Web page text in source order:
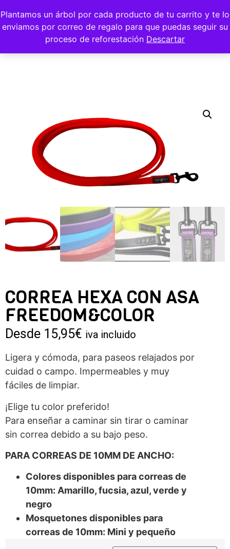
Plantamos un árbol por cada producto de tu carrito y te lo
enviamos por correo de regalo para que puedas seguir su
proceso de reforestación Descartar
CORREA HEXA CON ASA
FREEDOM&COLOR
Desde 15,95€ iva incluido
Ligera y cómoda, para paseos relajados por
cuidad o campo. Impermeables y muy
fáciles de limpiar.
¡Elige tu color preferido!
Para enseñar a caminar sin tirar o caminar
sin correa debido a su bajo peso.
PARA CORREAS DE 10MM DE ANCHO:
Colores disponibles para correas de
10mm: Amarillo, fucsia, azul, verde y
negro
Mosquetones disponibles para
correas de 10mm: Mini y pequeño